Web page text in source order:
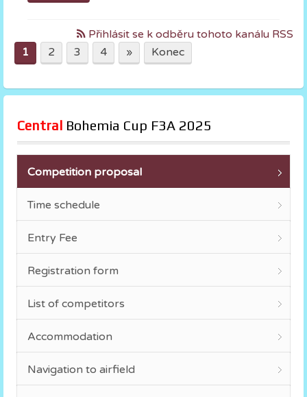
Přihlásit se k odběru tohoto kanálu RSS
1
2 3 4 » Konec
Central Bohemia Cup F3A 2025
Competition proposal
Time schedule
Entry Fee
Registration form
List of competitors
Accommodation
Navigation to airfield